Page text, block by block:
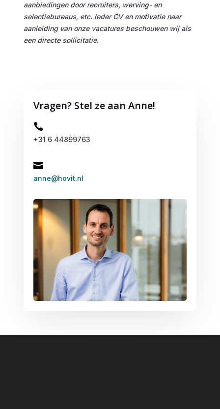
aanbiedingen doorrecruiters, werving- en
selectiebureaus, etc. Ieder CV en motivatie naar
aanleiding van onze vacatures beschouwen wij als
een directe sollicitatie.
Vragen? Stel ze aan Anne!

+31 6 44899763

anne@hovit.nl